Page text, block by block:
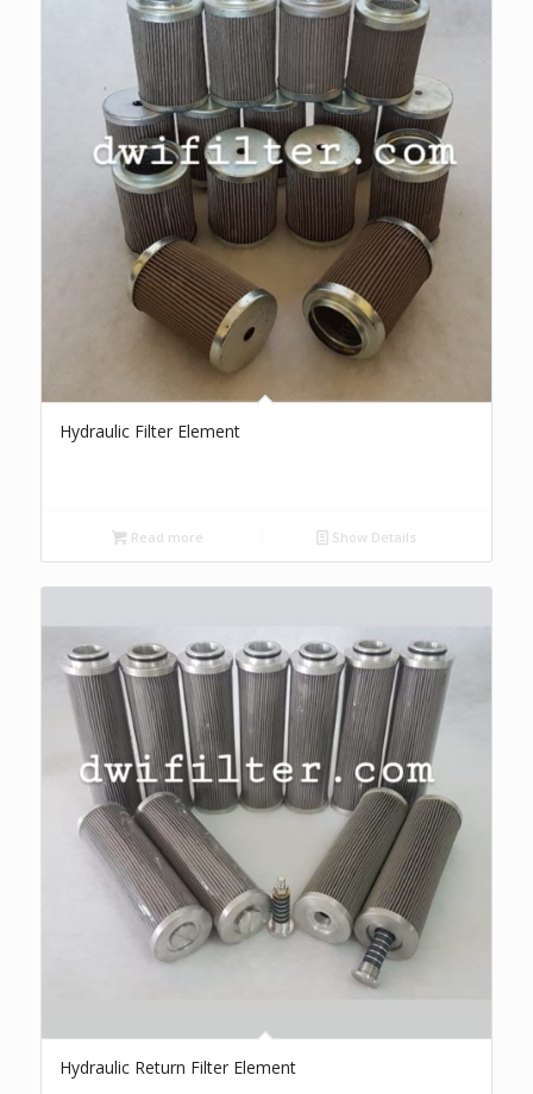
Hydraulic Filter Element
Read more Show Details
Hydraulic Return Filter Element